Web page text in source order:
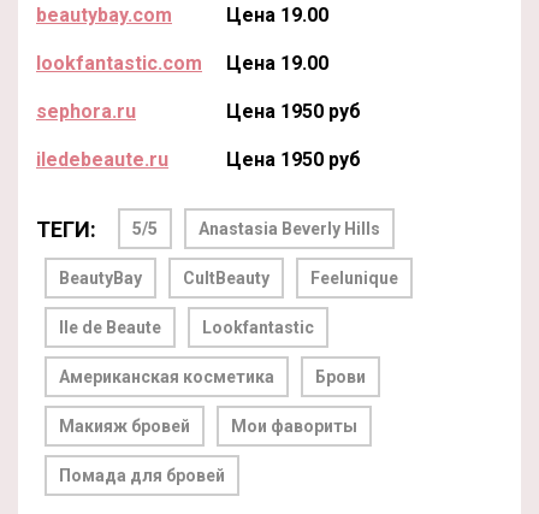
beautybay.com Цена 19.00
lookfantastic.com Цена 19.00
sephora.ru Цена 1950 руб
iledebeaute.ru Цена 1950 руб
ТЕГИ: 5/5 Anastasia Beverly Hills
BeautyBay CultBeauty Feelunique
Ile de Beaute Lookfantastic
Американская косметика Брови
Макияж бровей Мои фавориты
Помада для бровей